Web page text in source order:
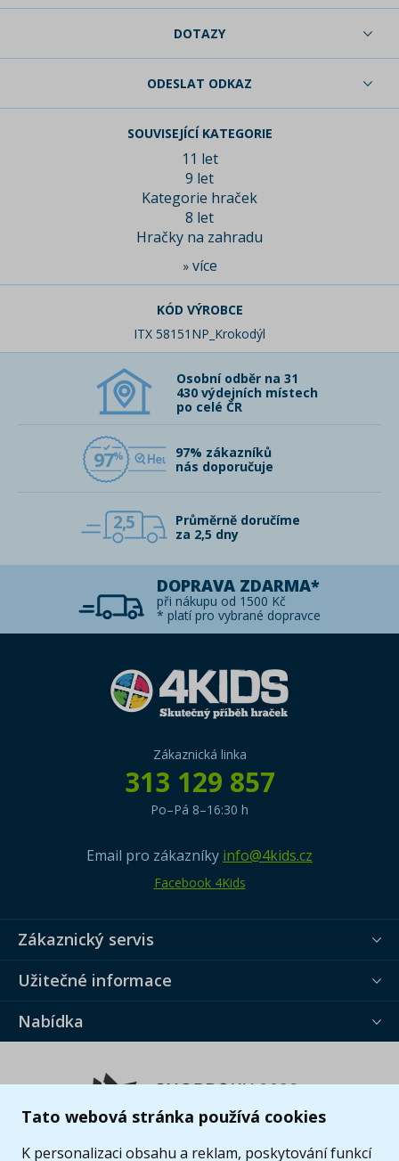
Tato webová stránka používá cookies
K personalizaci obsahu a reklam, poskytování funkcí
DOTAZY
ODESLAT ODKAZ
SOUVISEJÍCÍ KATEGORIE
11 let
9 let
Kategorie hraček
8 let
Hračky na zahradu
» více
KÓD VÝROBCE
ITX 58151NP_Krokodýl
Osobní odběr na 31
430 výdejních místech
po celé ČR
97
97% zákazníků
nás doporučuje
2,5
Průměrně doručíme
za 2,5 dny
DOPRAVA ZDARMA*
při nákupu od 1500 Kč
* platí pro vybrané dopravce
Zákaznická linka
313 129 857
Po–Pá 8–16:30 h
Email pro zákazníky info@4kids.cz
Facebook 4Kids
Zákaznický servis
Užitečné informace
Nabídka